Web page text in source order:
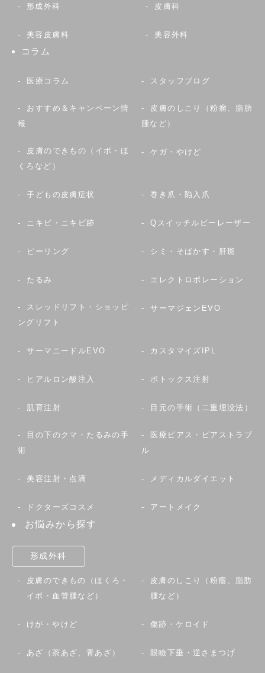
形成外科 皮膚科
美容皮膚科 美容外科
コラム
医療コラム スタッフブログ
おすすめ＆キャンペーン情
報
皮膚のしこり（粉瘤、脂肪
腫など）
皮膚のできもの（イボ・ほ
くろなど）
ケガ・やけど
子どもの皮膚症状 巻き爪・陥入爪
ニキビ・ニキビ跡 Qスイッチルビーレーザー
ピーリング シミ・そばかす・肝斑
たるみ エレクトロポレーション
スレッドリフト・ショッピ
ングリフト
サーマジェンEVO
サーマニードルEVO カスタマイズIPL
ヒアルロン酸注入 ボトックス注射
肌育注射 目元の手術（二重埋没法）
目の下のクマ・たるみの手
術
医療ピアス・ピアストラブ
ル
美容注射・点滴 メディカルダイエット
ドクターズコスメ アートメイク
お悩みから探す
形成外科
皮膚のできもの（ほくろ・
イボ・血管腫など）
皮膚のしこり（粉瘤、脂肪
腫など）
けが・やけど 傷跡・ケロイド
あざ（茶あざ、青あざ） 眼瞼下垂・逆さまつげ